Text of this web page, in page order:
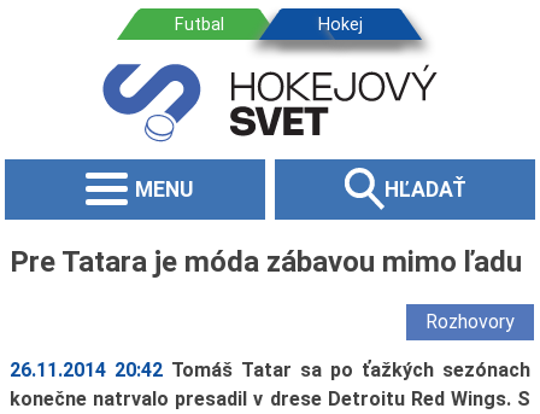
MENU HĽADAŤ
Pre Tatara je móda zábavou mimo ľadu
Rozhovory
26.11.2014 20:42 Tomáš Tatar sa po ťažkých sezónach
konečne natrvalo presadil v drese Detroitu Red Wings. S